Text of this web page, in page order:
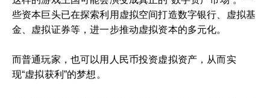
些资本巨头已在探索利用虚拟空间打造数字银行、虚拟基
金、虚拟证券等，进一步推动虚拟资本的多元化。
而普通玩家，也可以用人民币投资虚拟资产，从而实
现“虚拟获利”的梦想。